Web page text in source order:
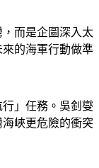
而是企圖深入太
的海軍行動做準
」任務。吳釗燮
峽更危險的衝突